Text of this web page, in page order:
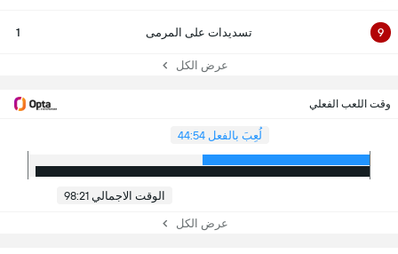
9 تسديدات على المرمى 1
عرض الكل
وقت اللعب الفعلي
لُعِبَ بالفعل 44:54
الوقت الاجمالي 98:21
عرض الكل